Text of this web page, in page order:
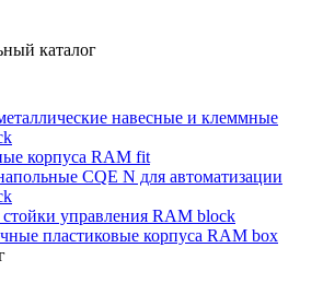
каталог
навесные и клеммные
корпуса RAM fit
CQE N для автоматизации
управления RAM block
пластиковые корпуса RAM box